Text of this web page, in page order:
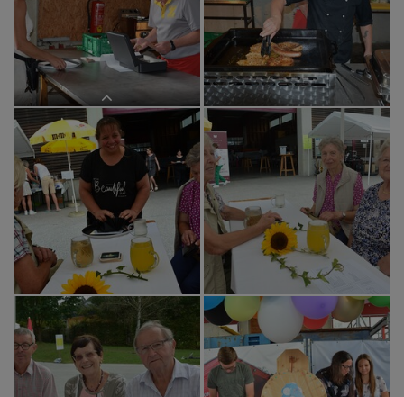
Danke für euren Einsatz Danke an unseren Sozialkreis
Danke an Peter Zeiller und sein
Team!